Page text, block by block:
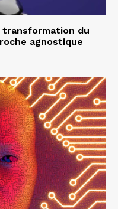
transformation du
agnostique